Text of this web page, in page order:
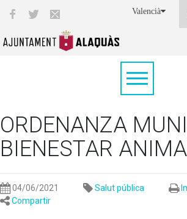
Valencià
ORDENANZA
BIENESTAR
04/06/2021 Salut pública
Compartir